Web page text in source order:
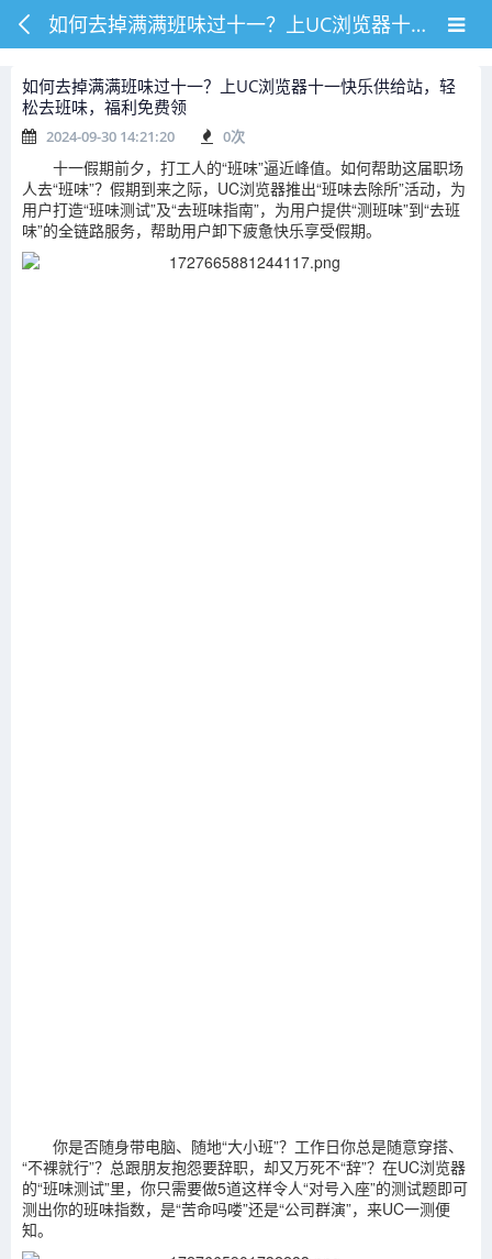
如何去掉满满班味过十一？上UC浏览器十一快乐供给站，轻松去班味，福利免费领
如何去掉满满班味过十一？上UC浏览器十一快乐供给站，轻
松去班味，福利免费领
2024-09-30 14:21:20 0次
十一假期前夕，打工人的“班味”逼近峰值。如何帮助这届职场
人去“班味”？假期到来之际，UC浏览器推出“班味去除所”活动，为
用户打造“班味测试”及“去班味指南”，为用户提供“测班味”到“去班
味”的全链路服务，帮助用户卸下疲惫快乐享受假期。
你是否随身带电脑、随地“大小班”？工作日你总是随意穿搭、
“不裸就行”？总跟朋友抱怨要辞职，却又万死不“辞”？在UC浏览器
的“班味测试”里，你只需要做5道这样令人“对号入座”的测试题即可
测出你的班味指数，是“苦命吗喽”还是“公司群演”，来UC一测便
知。